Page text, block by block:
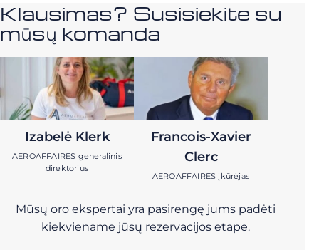
Klausimas? Susisiekite su
mūsų komanda
Izabelė Klerk
AEROAFFAIRES generalinis
direktorius
Francois-Xavier
Clerc
AEROAFFAIRES įkūrėjas
Mūsų oro ekspertai yra pasirengę jums padėti
kiekviename jūsų rezervacijos etape.